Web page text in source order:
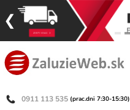
0911 113 535 (prac.dni 7:30-15:30)